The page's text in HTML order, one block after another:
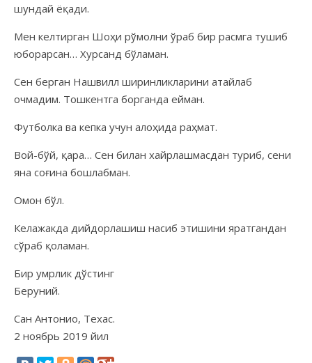
шундай ёқади.
Мен келтирган Шоҳи рўмолни ўраб бир расмга тушиб
юборарсан… Хурсанд бўламан.
Сен берган Нашвилл ширинликларини атайлаб
очмадим. Тошкентга борганда ейман.
Футболка ва кепка учун алоҳида раҳмат.
Вой-бўй, қара… Сен билан хайрлашмасдан туриб, сени
яна соғина бошлабман.
Омон бўл.
Келажакда дийдорлашиш насиб этишини яратгандан
сўраб қоламан.
Бир умрлик дўстинг
Беруний.
Сан Антонио, Техас.
2 ноябрь 2019 йил